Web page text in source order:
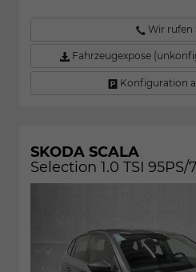
Wir rufen
Fahrzeugexpose
Konfiguration
SKODA SCALA
Selection 1.0 TSI